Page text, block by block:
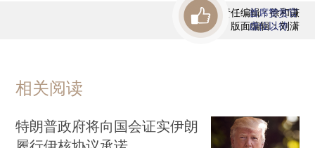
责任编辑：徐和谦
版面编辑：刘潇
首席赞赏官
虚位以待
相关阅读
特朗普政府将向国会证实伊朗